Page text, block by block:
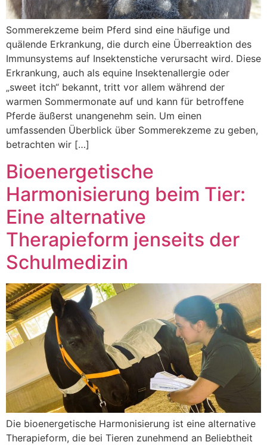
Sommerekzeme beim Pferd sind eine häufige und
quälende Erkrankung, die durch eine Überreaktion des
Immunsystems auf Insektenstiche verursacht wird. Diese
Erkrankung, auch als equine Insektenallergie oder
„sweet itch“ bekannt, tritt vor allem während der
warmen Sommermonate auf und kann für betroffene
Pferde äußerst unangenehm sein. Um einen
umfassenden Überblick über Sommerekzeme zu geben,
betrachten wir […]
Bioenergetische
Harmonisierung beim Tier:
Eine alternative
Therapieform jenseits der
Schulmedizin
Die bioenergetische Harmonisierung ist eine alternative
Therapieform, die bei Tieren zunehmend an Beliebtheit